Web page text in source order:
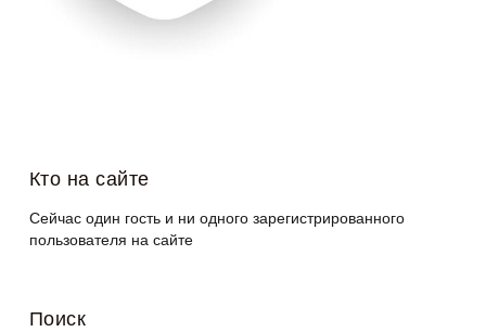
Кто на сайте
Сейчас один гость и ни одного зарегистрированного
пользователя на сайте
Поиск